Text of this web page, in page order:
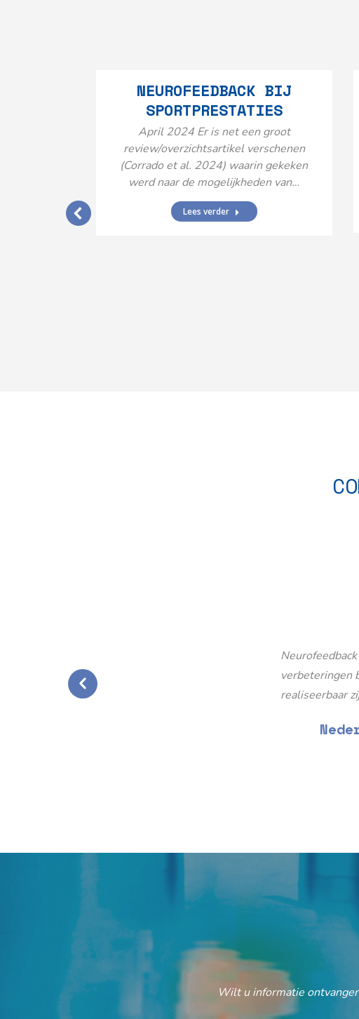
NEUROFEEDBACK BIJ
SPORTPRESTATIES
April 2024 Er is net een groot
review/overzichtsartikel verschenen
(Corrado et al. 2024) waarin gekeken
werd naar de mogelijkheden van…
Lees verder
verbeteringen
realiseerbaar
Wilt u informatie